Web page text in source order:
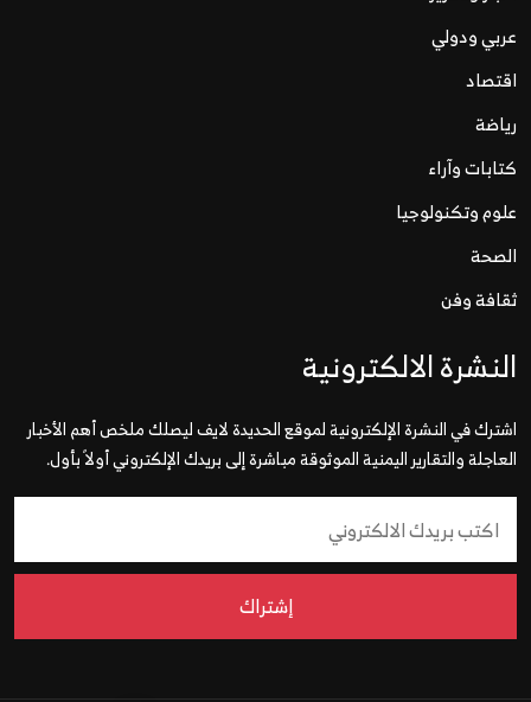
عربي ودولي
اقتصاد
رياضة
كتابات وآراء
علوم وتكنولوجيا
الصحة
ثقافة وفن
النشرة الالكترونية
اشترك في النشرة الإلكترونية لموقع الحديدة لايف ليصلك ملخص أهم الأخبار
العاجلة والتقارير اليمنية الموثوقة مباشرة إلى بريدك الإلكتروني أولاً بأول.
إشتراك